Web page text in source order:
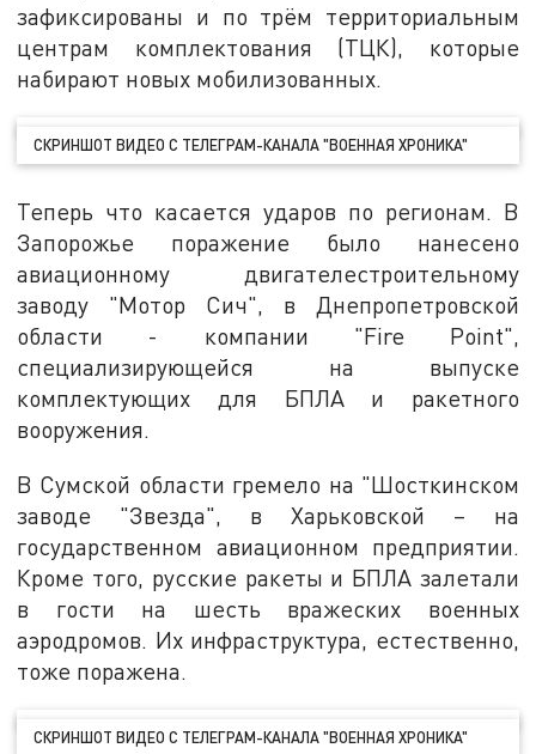
зафиксированы и по трём территориальным
центрам комплектования (ТЦК), которые
набирают новых мобилизованных.
СКРИНШОТ ВИДЕО С ТЕЛЕГРАМ-КАНАЛА "ВОЕННАЯ ХРОНИКА"
Теперь что касается ударов по регионам. В
Запорожье поражение было нанесено
авиационному двигателестроительному
заводу "Мотор Сич", в Днепропетровской
области - компании "Fire Point",
специализирующейся на выпуске
комплектующих для БПЛА и ракетного
вооружения.
В Сумской области гремело на "Шосткинском
заводе "Звезда", в Харьковской – на
государственном авиационном предприятии.
Кроме того, русские ракеты и БПЛА залетали
в гости на шесть вражеских военных
аэродромов. Их инфраструктура, естественно,
тоже поражена.
СКРИНШОТ ВИДЕО С ТЕЛЕГРАМ-КАНАЛА "ВОЕННАЯ ХРОНИКА"